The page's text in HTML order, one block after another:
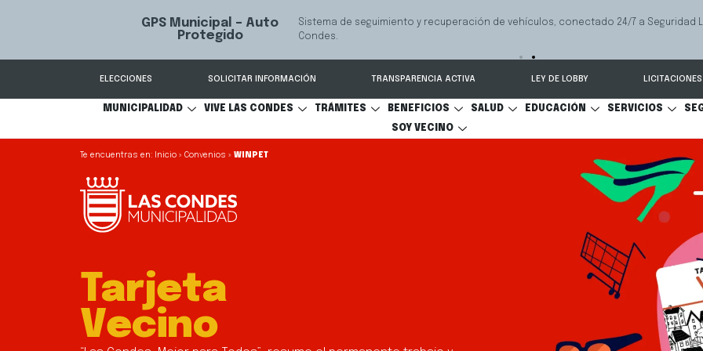
Mediación Familiar
Servicio que ayuda a las familias a resolver conflictos sobre pensión de alimentos,
comunicacional y cuidado personal.
ELECCIONES SOLICITAR INFORMACIÓN TRANSPARENCIA ACTIVA LEY DE LOBBY LICITACIONES
MUNICIPALIDAD VIVE LAS CONDES TRÁMITES BENEFICIOS SALUD EDUCACIÓN SERVICIOS
SOY VECINO
Inicio » Convenios » WINPET
Tarjeta
Vecino